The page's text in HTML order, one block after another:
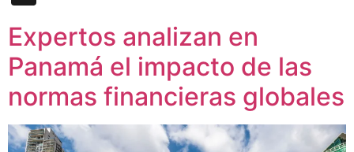
Expertos analizan en
Panamá el impacto de las
normas financieras globales